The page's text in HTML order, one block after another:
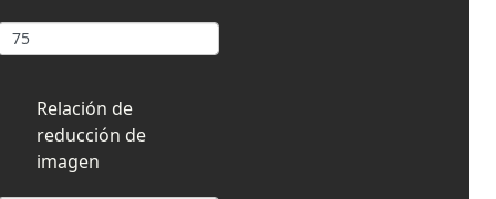
Relación de
reducción de
imagen